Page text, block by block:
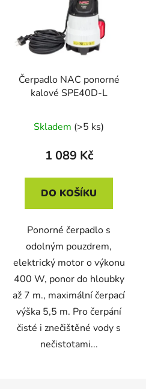
Čerpadlo NAC ponorné
kalové SPE40D-L
Skladem (>5 ks)
1 089 Kč
DO KOŠÍKU
Ponorné čerpadlo s
odolným pouzdrem,
elektrický motor o výkonu
400 W, ponor do hloubky
až 7 m., maximální čerpací
výška 5,5 m. Pro čerpání
čisté i znečištěné vody s
nečistotami...